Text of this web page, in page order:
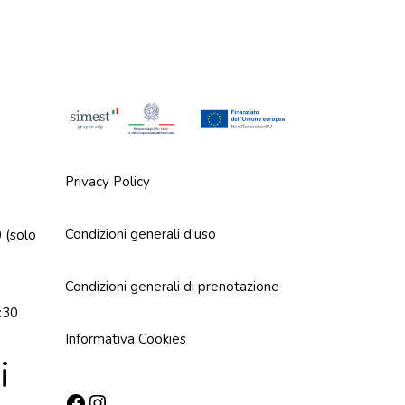
(solo
Privacy Policy
Condizioni generali d'uso
Condizioni generali di prenotazione
Informativa Cookies